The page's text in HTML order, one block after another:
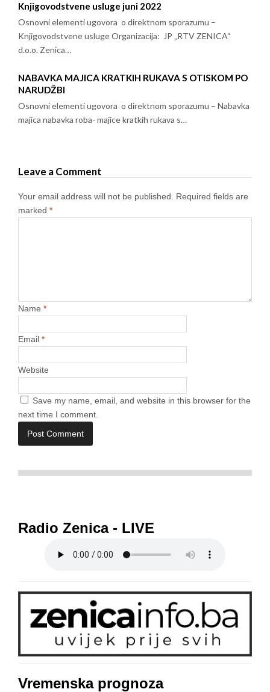
Knjigovodstvene usluge juni 2022
Osnovni elementi ugovora o direktnom sporazumu –
Knjigovodstvene usluge Organizacija: JP „RTV ZENICA“
d.o.o. Zenica…
NABAVKA MAJICA KRATKIH RUKAVA S OTISKOM PO
NARUDŽBI
Osnovni elementi ugovora o direktnom sporazumu – Nabavka
majica nabavka roba- majice kratkih rukava s…
Leave a Comment
Your email address will not be published.
Required fields are
marked *
Name *
Email *
Website
Save my name, email, and website in this browser for the
next time I comment.
Radio Zenica - LIVE
Vremenska prognoza